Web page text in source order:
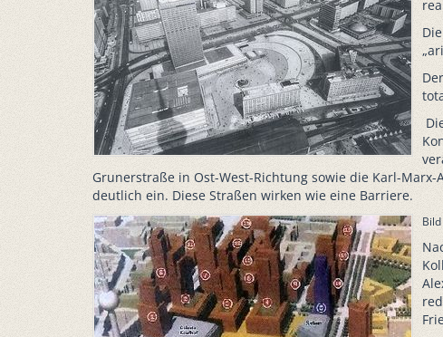
Grunerstraße in Ost-West-Richtung sowie die Karl-
deutlich ein. Diese Straßen wirken wie eine Barriere.